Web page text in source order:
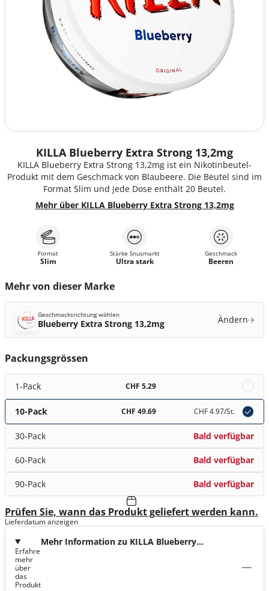
KILLA Blueberry Extra Strong 13,2mg
KILLA Blueberry Extra Strong 13,2mg ist ein Nikotinbeutel-
Produkt mit dem Geschmack von Blaubeere. Die Beutel sind im
Format Slim und jede Dose enthält 20 Beutel.
Mehr über KILLA Blueberry Extra Strong 13,2mg
Format
Slim
Stärke Snusmarkt
Ultra stark
Geschmack
Beeren
Mehr von dieser Marke
Geschmacksrichtung wählen
Blueberry Extra Strong 13,2mg Ändern
Packungsgrössen
1-Pack CHF 5.29
10-Pack CHF 49.69 CHF 4.97/St.
30-Pack Bald verfügbar
60-Pack Bald verfügbar
90-Pack Bald verfügbar
Prüfen Sie, wann das Produkt geliefert werden kann.
Lieferdatum anzeigen
Mehr Information zu KILLA Blueberry
Erfahre
mehr
über
das
Produkt